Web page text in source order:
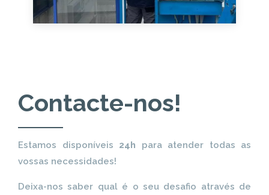
Contacte-nos!
Estamos disponíveis 24h para atender todas as
vossas necessidades!
Deixa-nos saber qual é o seu desafio através de